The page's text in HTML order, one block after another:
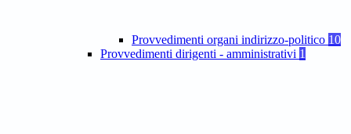
Provvedimenti organi indirizzo-politico 10
Provvedimenti dirigenti - amministrativi 1